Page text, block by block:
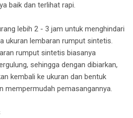
baik dan terlihat rapi.
lebih 2 - 3 jam untuk menghindari
ukuran lembaran rumput sintetis.
rumput sintetis biasanya
sehingga dengan dibiarkan,
kembali ke ukuran dan bentuk
mempermudah pemasangannya.